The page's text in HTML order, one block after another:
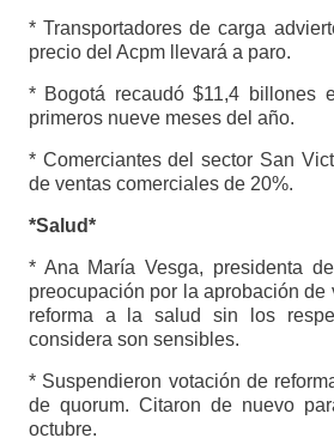
* Transportadores de carga
precio del Acpm llevará a paro.
* Bogotá recaudó $11,4 billones
primeros nueve meses del año.
* Comerciantes del sector San
de ventas comerciales de 20%.
*Salud*
* Ana María Vesga, presidenta
preocupación por la aprobación de
reforma a la salud sin los
considera son sensibles.
* Suspendieron votación de
de quorum. Citaron de nuevo
octubre.